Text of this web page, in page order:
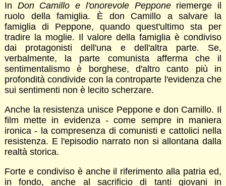
In Don Camillo e l'onorevole Pepponeriemerge il
ruolo della famiglia. È don Camillo a salvare la
famiglia di Peppone, quando quest'ultimo sta per
tradire la moglie. Il valore della famiglia è condiviso
dai protagonisti dell'una e dell'altra parte. Se,
verbalmente, la parte comunista afferma che il
sentimentalismo è borghese, d'altro canto più in
profondità condivide con la controparte l'evidenza che
sui sentimenti non è lecito scherzare.
Anche la resistenza unisce Peppone e don Camillo. Il
film mette in evidenza - come sempre in maniera
ironica - la compresenza di comunisti e cattolici nella
resistenza. E l'episodio narrato non si allontana dalla
realtà storica.
Forte e condiviso è anche il riferimento alla patria ed,
in fondo, anche al sacrificio di tanti giovani in